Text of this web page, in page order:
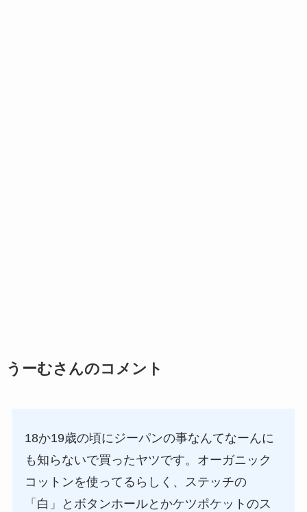
うーむさんのコメント
18か19歳の頃にジーパンの事なんてなーんに
も知らないで買ったヤツです。オーガニック
コットンを使ってるらしく、ステッチの
「白」とボタンホールとかケツポケットのス